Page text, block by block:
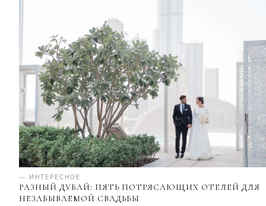
— ИНТЕРЕСНОЕ
РАЗНЫЙ ДУБАЙ: ПЯТЬ ПОТРЯСАЮЩИХ ОТЕЛЕЙ ДЛЯ
НЕЗАБЫВАЕМОЙ СВАДЬБЫ